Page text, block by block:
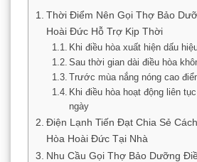
Thời Điểm Nên Gọi Thợ Bảo
Hoài Đức Hỗ Trợ Kịp Thời
Khi điều hòa xuất hiện dấu
Sau thời gian dài điều hòa
Trước mùa nắng nóng cao
Khi điều hòa hoạt động liên
ngày
Điện Lạnh Tiến Đạt Chia Sẻ
Hòa Hoài Đức Tại Nhà
Nhu Cầu Gọi Thợ Bảo Dưỡng